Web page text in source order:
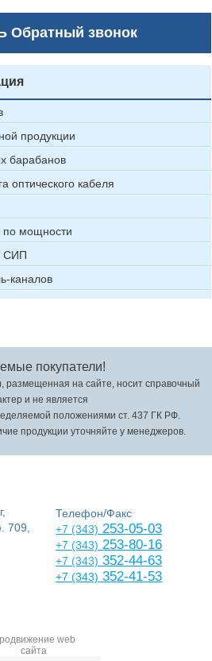
Обратный звонок
продукции
барабанов
оптического кабеля
по мощности
СИП
каналов
покупатели!
на сайте, носит справочный
и не является
положениями ст. 437 ГК РФ.
продукции уточняйте у менеджеров.
709,
Телефон/Факс
+7 (343) 253-05-03
+7 (343) 253-80-16
+7 (343) 352-44-63
+7 (343) 352-41-53
web
сайта